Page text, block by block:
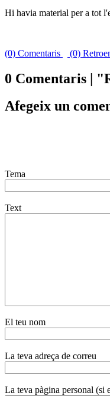
Hi havia material per a tot
(0) Comentaris (0)
0 Comentaris |
Afegeix un
Tema
Text
El teu nom
La teva adreça de correu
La teva pàgina personal (si